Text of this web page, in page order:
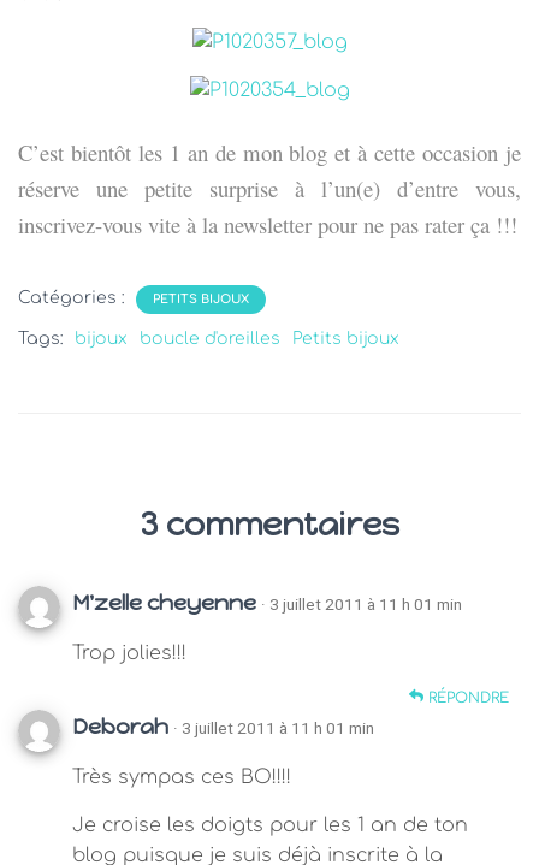
C’est bientôt les 1 an de mon blog et à cette occasion je
réserve une petite surprise à l’un(e) d’entre vous,
inscrivez-vous vite à la newsletter pour ne pas rater ça !!!
Catégories : PETITS BIJOUX
Tags: bijoux boucle d'oreilles Petits bijoux
3 commentaires
M'zelle cheyenne · 3 juillet 2011 à 11 h 01 min
Trop jolies!!!
RÉPONDRE
Deborah · 3 juillet 2011 à 11 h 01 min
Très sympas ces BO!!!!
Je croise les doigts pour les 1 an de ton
blog puisque je suis déjà inscrite à la